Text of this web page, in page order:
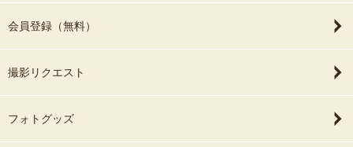
会員登録（無料）
撮影リクエスト
フォトグッズ